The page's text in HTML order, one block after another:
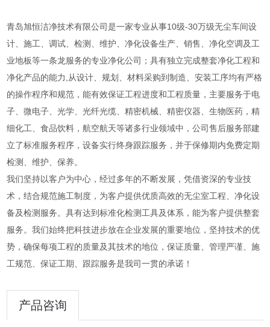
青岛旭恒洁净技术有限公司是一家专业从事10级-30万级无尘车间设
计、施工、调试、检测、维护、净化设备生产、销售、净化空调及工
业地板等一条龙服务的专业净化公司；具有独立完成整套净化工程和
净化产品的能力,从设计、规划、材料采购到制造、安装工序均有严格
的操作程序和规范，能有效保证工程进度和工程质量，主要服务于电
子、微电子、光学、光纤光缆、精密机械、精密仪器、生物医药，精
细化工、食品饮料，航空航天等诸多行业领域中，公司售后服务部建
立了标准服务程序，设备实行终身跟踪服务，并于保修期内免费定期
检测、维护、保养。
我们坚持以客户为中心，经过多年的不断发展，凭借资深的专业技
术，结合规范施工制度，为客户提供优质高效的无尘室工程、净化设
备及检测服务。具有达到标准化检测工具及体系，能为客户提供整套
服务。我们始终把科技进步放在企业发展的重要地位，坚持技术的优
势，确保每项工程的质量及其技术的地位，保证质量、管理严谨、施
工规范、保证工期、跟踪服务是我司一贯的承诺！
产品咨询